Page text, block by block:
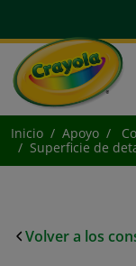
Inicio Apoyo
Superficie de
Volver a los